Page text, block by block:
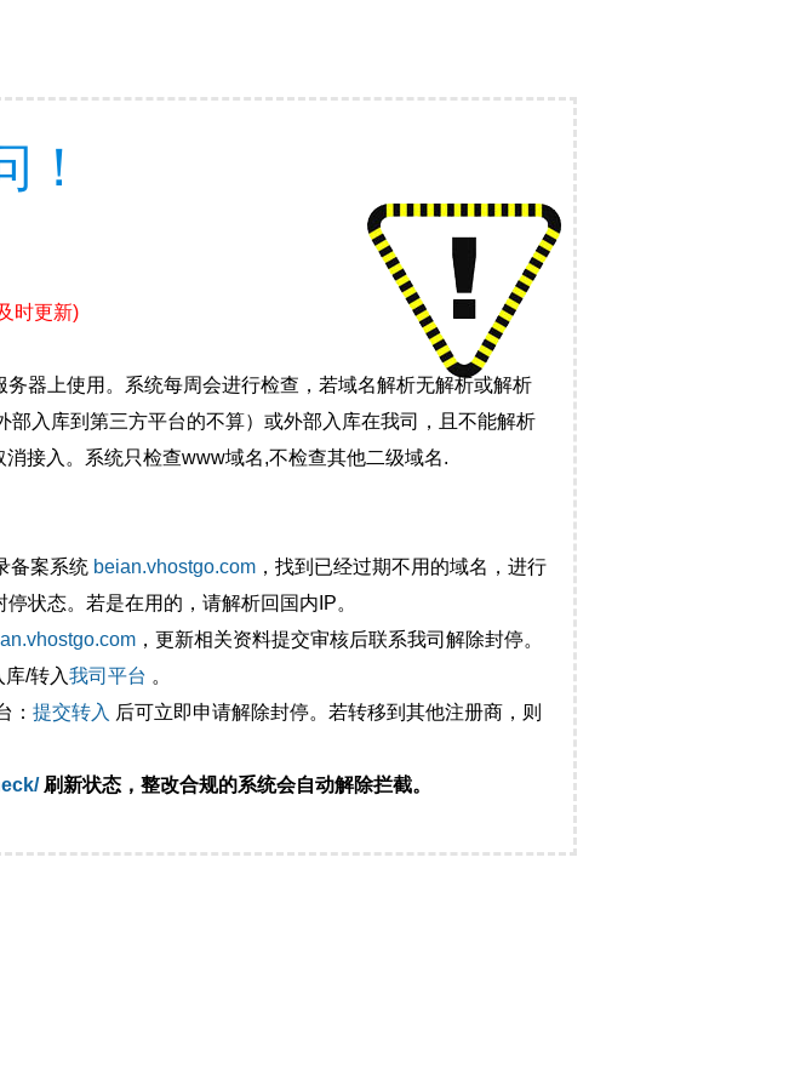
时更新)
器上使用。系统每周会进行检查，若域名解析无解析或解析
入库到第三方平台的不算）或外部入库在我司，且不能解析
接入。系统只检查www域名,不检查其他二级域名.
备案系统 beian.vhostgo.com ，找到已经过期不用的域名，进行
状态。若是在用的，请解析回国内IP。
，更新相关资料提交审核后联系我司解除封停。
/转入我司平台 。
： 提交转入 后可立即申请解除封停。若转移到其他注册商，则
刷新状态，整改合规的系统会自动解除拦截。